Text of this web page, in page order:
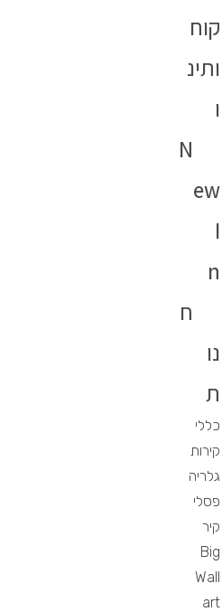
קוח
ותינ
ו
N
ew
I
n
ח
נו
ת
כללי
קירות
גלריה
פסלי
קיר
Big
Wall
art